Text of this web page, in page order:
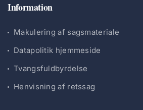
Information
Makulering af sagsmateriale
Datapolitik hjemmeside
Tvangsfuldbyrdelse
Henvisning af retssag